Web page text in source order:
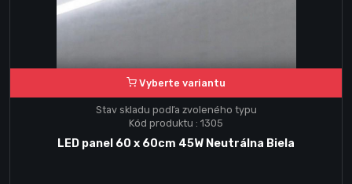
Vyberte variantu
Stav skladu podľa zvoleného typu
Kód produktu : 1305
LED panel 60 x 60cm 45W Neutrálna Biela